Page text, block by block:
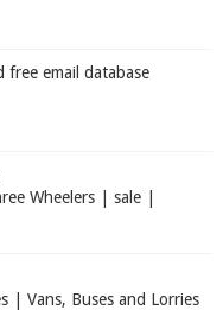
free email database
Wheelers | sale |
| Vans, Buses and Lorries